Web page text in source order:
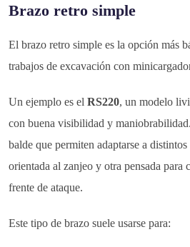
Brazo retro simple
El brazo retro simple es la opción más
trabajos de excavación con
Un ejemplo es el RS220, un modelo
con buena visibilidad y
balde que permiten adaptarse a
orientada al zanjeo y otra pensada para
frente de ataque.
Este tipo de brazo suele usarse para: